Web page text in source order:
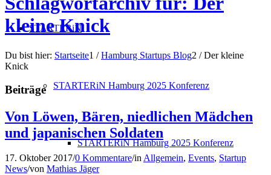
STARTERiN
STARTERiN Hamburg 2025 Konferenz
STARTERiN Hamburg 2025 Konferenz
kleine Knick
Du bist hier: Startseite1 / Hamburg Startups Blog2 / Der kleine
Knick
Beiträge
Von Löwen, Bären, niedlichen Mädchen
und japanischen Soldaten
17. Oktober 2017/0 Kommentare/inAllgemein, Events, Startup
News/von Mathias Jäger